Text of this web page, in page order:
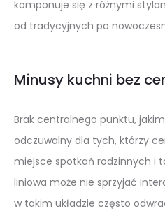
komponuje się z różnymi
od tradycyjnych po
Minusy kuchni bez
Brak centralnego punktu,
odczuwalny dla tych, którzy
miejsce spotkań rodzinnych i
liniowa może nie sprzyjać
w takim układzie często